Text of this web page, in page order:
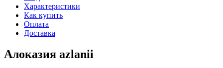
Характеристики
Как купить
Оплата
Доставка
Алоказия azlanii